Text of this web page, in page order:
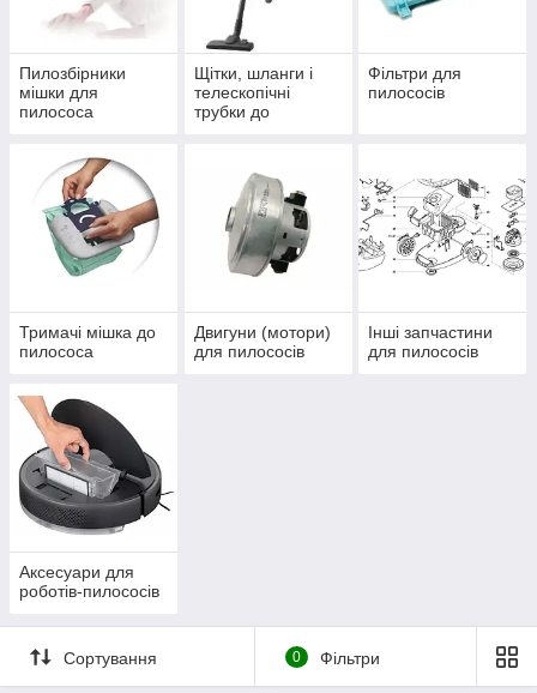
Приклад:
У цьому прикладі
марка пилососу
Electrolux
модель пилососа –
ZE2233
Пилозбірники
мішки для
пилососа
Щітки, шланги і
телескопічні
трубки до
Фільтри для
пилососів
Тримачі мішка до
пилососа
Двигуни (мотори)
для пилососів
Інші запчастини
для пилососів
Аксесуари для
роботів-пилососів
Сортування 0 Фільтри